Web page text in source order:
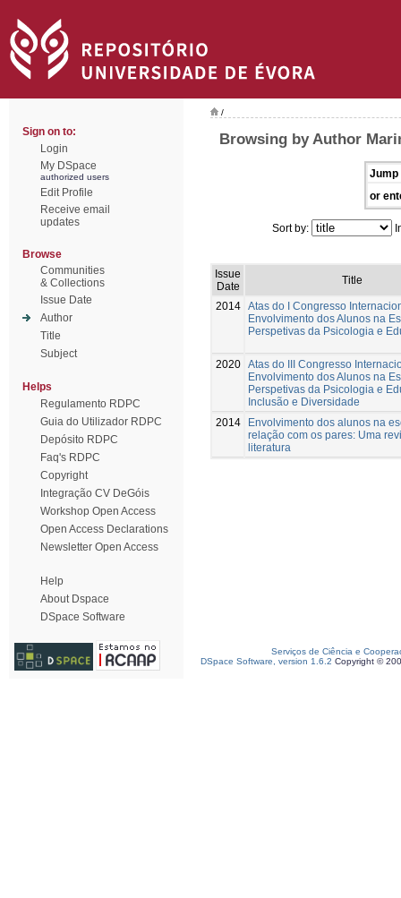
Sign on to:
Login
My DSpace
authorized users
Edit Profile
Receive email
updates
Browse
Communities
& Collections
Issue Date
Author
Title
Subject
Helps
Regulamento RDPC
Guia do Utilizador RDPC
Depósito RDPC
Faq's RDPC
Copyright
Integração CV DeGóis
Workshop Open Access
Open Access Declarations
Newsletter Open Access
Help
About Dspace
DSpace Software
/
Browsing by Author
Jump
or
Sort by:
Issue
Date
Title
2014 Atas do I Congresso
Envolvimento dos Alunos na
Perspetivas da Psicologia e
2020 Atas do III Congresso
Envolvimento dos Alunos na
Perspetivas da Psicologia e
Inclusão e Diversidade
2014
Envolvimento dos alunos na
relação com os pares: Uma
literatura
Serviços de Ciência e
DSpace Software, version 1.6.2 Copyright ©